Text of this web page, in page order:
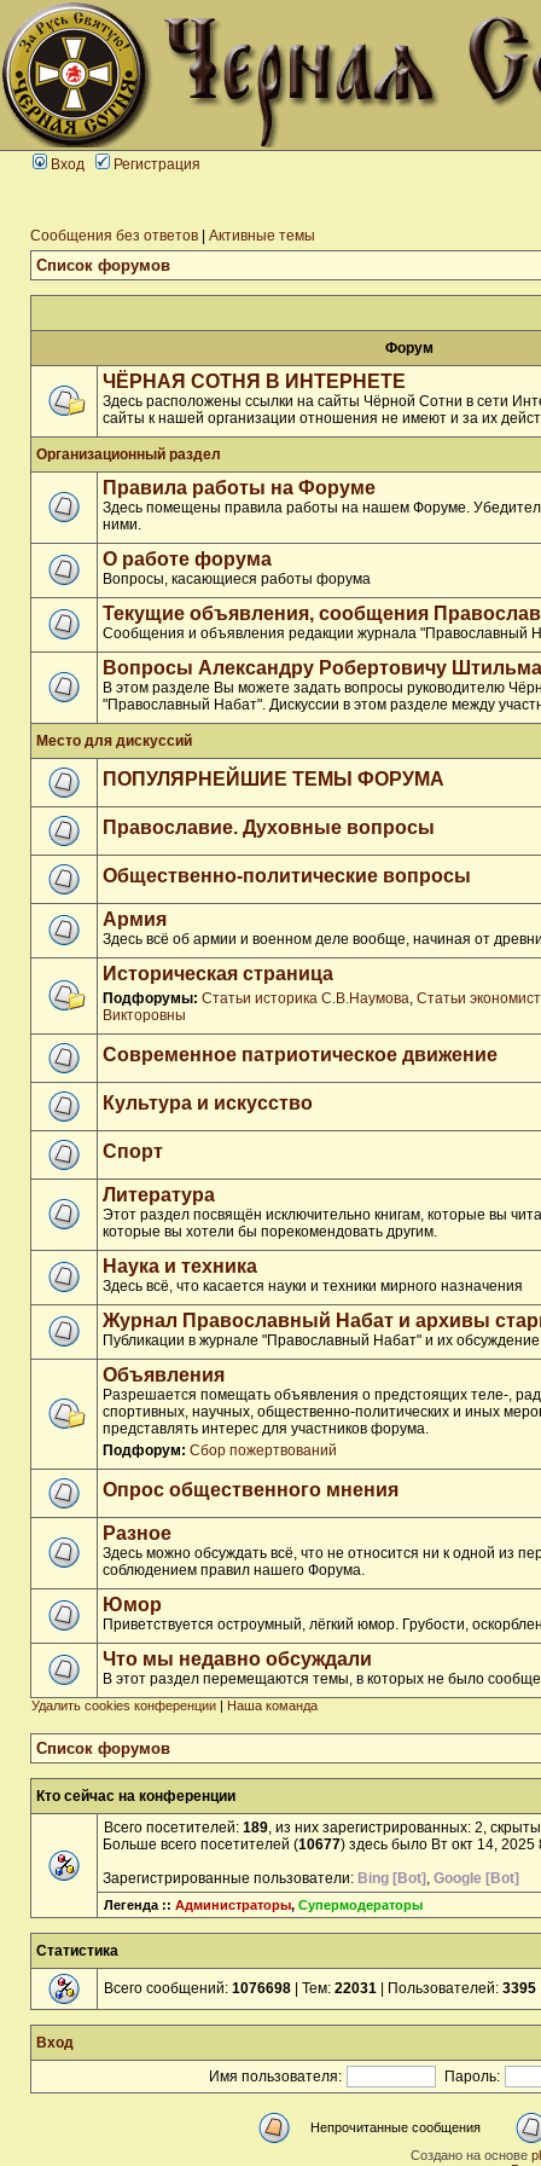
Вход Регистрация
Сообщения без ответов Активные темы
Список форумов
Форум
ЧЁРНАЯ СОТНЯ В ИНТЕРНЕТЕ
Здесь расположены ссылки на сайты Чёрной Сотни в сети
сайты к нашей организации отношения не имеют и за их
Организационный раздел
Правила работы на Форуме
Здесь помещены правила работы на нашем Форуме.
ними.
О работе форума
Вопросы, касающиеся работы форума
Текущие объявления, сообщения
Сообщения и объявления редакции журнала "Православный
Вопросы Александру Робертовичу
В этом разделе Вы можете задать вопросы руководителю
"Православный Набат". Дискуссии в этом разделе между
Место для дискуссий
ПОПУЛЯРНЕЙШИЕ ТЕМЫ ФОРУМА
Православие. Духовные вопросы
Общественно-политические вопросы
Армия
Здесь всё об армии и военном деле вообще, начиная от
Историческая страница
Подфорумы: Статьи историка С.В.Наумова, Статьи
Викторовны
Современное патриотическое движение
Культура и искусство
Спорт
Литература
Этот раздел посвящён исключительно книгам, которые вы
которые вы хотели бы порекомендовать другим.
Наука и техника
Здесь всё, что касается науки и техники мирного назначения
Журнал Православный Набат и архивы
Публикации в журнале "Православный Набат" и их обсуждение
Объявления
Разрешается помещать объявления о предстоящих теле-,
спортивных, научных, общественно-политических и иных
представлять интерес для участников форума.
Подфорум: Сбор пожертвований
Опрос общественного мнения
Разное
Здесь можно обсуждать всё, что не относится ни к одной из
соблюдением правил нашего Форума.
Юмор
Приветствуется остроумный, лёгкий юмор. Грубости,
Что мы недавно обсуждали
В этот раздел перемещаются темы, в которых не было
Удалить cookies конференции | Наша команда
Список форумов
Кто сейчас на конференции
Всего посетителей: 189, из них зарегистрированных: 2,
Больше всего посетителей (10677) здесь было Вт окт 14, 2025
Зарегистрированные пользователи: Bing [Bot] , Google [Bot]
Легенда :: Администраторы, Супермодераторы
Статистика
Всего сообщений: 1076698 | Тем: 22031 | Пользователей: 3395
Вход
Имя пользователя:
Пароль:
Непрочитанные сообщения
Создано на основе